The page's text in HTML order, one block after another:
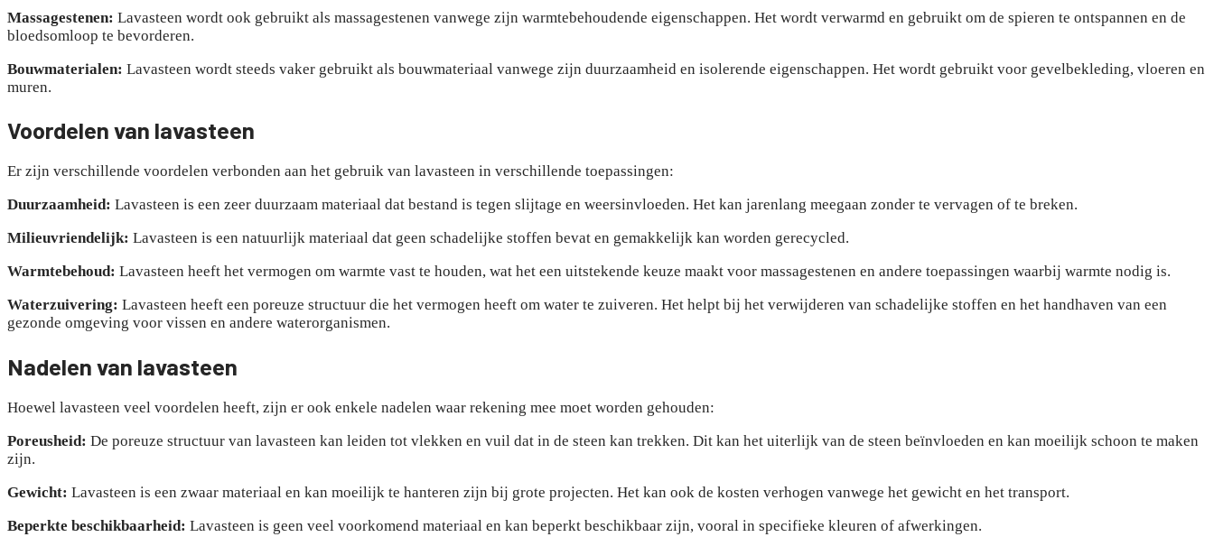
Massagestenen: Lavasteen wordt ook gebruikt als massagestenen vanwege zijn warmtebehoudende eigenschappen. Het wordt verwarmd en gebruikt om de spieren te ontspannen en de
bloedsomloop te bevorderen.
Bouwmaterialen: Lavasteen wordt steeds vaker gebruikt als bouwmateriaal vanwege zijn duurzaamheid en isolerende eigenschappen. Het wordt gebruikt voor gevelbekleding, vloeren en
muren.
Voordelen van lavasteen
Er zijn verschillende voordelen verbonden aan het gebruik van lavasteen in verschillende toepassingen:
Duurzaamheid: Lavasteen is een zeer duurzaam materiaal dat bestand is tegen slijtage en weersinvloeden. Het kan jarenlang meegaan zonder te vervagen of te breken.
Milieuvriendelijk: Lavasteen is een natuurlijk materiaal dat geen schadelijke stoffen bevat en gemakkelijk kan worden gerecycled.
Warmtebehoud: Lavasteen heeft het vermogen om warmte vast te houden, wat het een uitstekende keuze maakt voor massagestenen en andere toepassingen waarbij warmte nodig is.
Waterzuivering: Lavasteen heeft een poreuze structuur die het vermogen heeft om water te zuiveren. Het helpt bij het verwijderen van schadelijke stoffen en het handhaven van een
gezonde omgeving voor vissen en andere waterorganismen.
Nadelen van lavasteen
Hoewel lavasteen veel voordelen heeft, zijn er ook enkele nadelen waar rekening mee moet worden gehouden:
Poreusheid: De poreuze structuur van lavasteen kan leiden tot vlekken en vuil dat in de steen kan trekken. Dit kan het uiterlijk van de steen beïnvloeden en kan moeilijk schoon te maken
zijn.
Gewicht: Lavasteen is een zwaar materiaal en kan moeilijk te hanteren zijn bij grote projecten. Het kan ook de kosten verhogen vanwege het gewicht en het transport.
Beperkte beschikbaarheid: Lavasteen is geen veel voorkomend materiaal en kan beperkt beschikbaar zijn, vooral in specifieke kleuren of afwerkingen.